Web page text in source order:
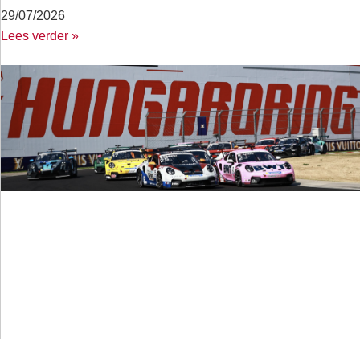
29/07/2026
Lees verder »